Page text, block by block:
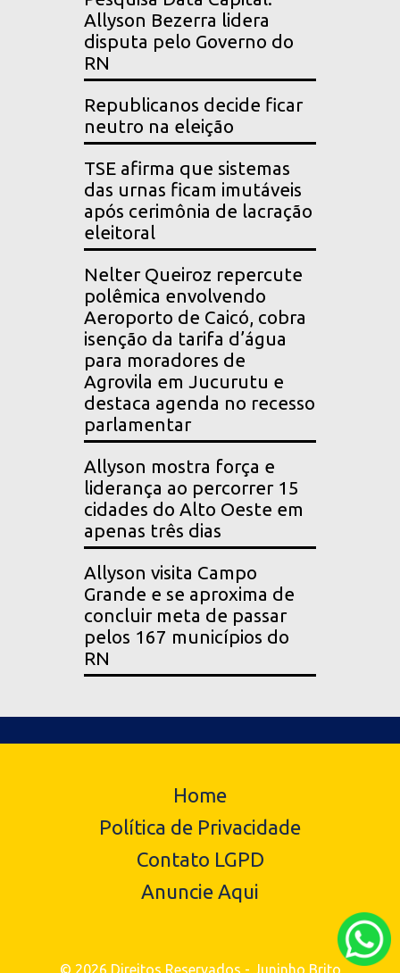
Allyson Bezerra lidera
disputa pelo Governo do
RN
Republicanos decide ficar
neutro na eleição
TSE afirma que sistemas
das urnas ficam imutáveis
após cerimônia de lacração
eleitoral
Nelter Queiroz repercute
polêmica envolvendo
Aeroporto de Caicó, cobra
isenção da tarifa d’água
para moradores de
Agrovila em Jucurutu e
destaca agenda no recesso
parlamentar
Allyson mostra força e
liderança ao percorrer 15
cidades do Alto Oeste em
apenas três dias
Allyson visita Campo
Grande e se aproxima de
concluir meta de passar
pelos 167 municípios do
RN
Home
Política de Privacidade
Contato LGPD
Anuncie Aqui